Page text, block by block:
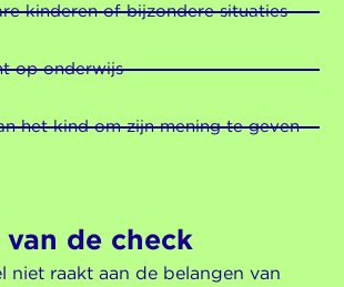
kinderen of bijzondere situaties
op onderwijs
het kind om zijn mening te geven
de check
niet raakt aan de belangen van